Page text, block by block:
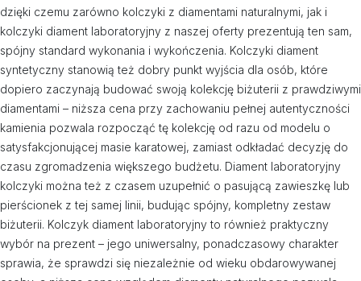
dzięki czemu zarówno kolczyki z diamentami naturalnymi, jak i
kolczyki diament laboratoryjny z naszej oferty prezentują ten sam,
spójny standard wykonania i wykończenia. Kolczyki diament
syntetyczny stanowią też dobry punkt wyjścia dla osób, które
dopiero zaczynają budować swoją kolekcję biżuterii z prawdziwymi
diamentami – niższa cena przy zachowaniu pełnej autentyczności
kamienia pozwala rozpocząć tę kolekcję od razu od modelu o
satysfakcjonującej masie karatowej, zamiast odkładać decyzję do
czasu zgromadzenia większego budżetu. Diament laboratoryjny
kolczyki można też z czasem uzupełnić o pasującą zawieszkę lub
pierścionek z tej samej linii, budując spójny, kompletny zestaw
biżuterii. Kolczyk diament laboratoryjny to również praktyczny
wybór na prezent – jego uniwersalny, ponadczasowy charakter
sprawia, że sprawdzi się niezależnie od wieku obdarowywanej